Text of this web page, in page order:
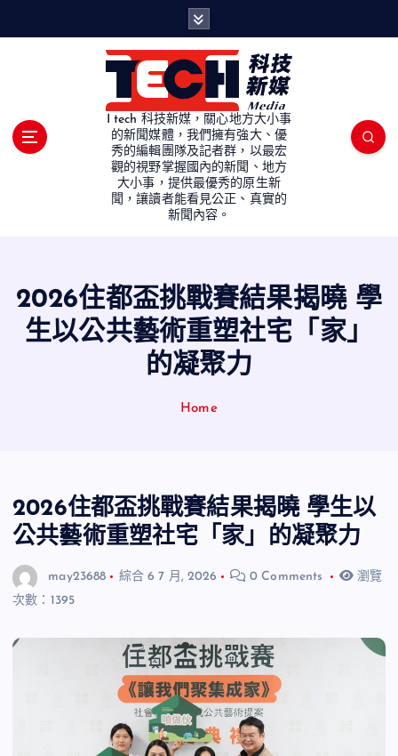
I tech 科技新媒，關心地方大小事
的新聞媒體，我們擁有強大、優
秀的編輯團隊及記者群，以最宏
觀的視野掌握國內的新聞、地方
大小事，提供最優秀的原生新
聞，讓讀者能看見公正、真實的
新聞內容。
2026住都盃挑戰賽結果揭曉 學
生以公共藝術重塑社宅「家」
的凝聚力
Home
2026住都盃挑戰賽結果揭曉 學生以
公共藝術重塑社宅「家」的凝聚力
may23688 綜合 6 7 月, 2026 0 Comments
瀏覽
次數：1395